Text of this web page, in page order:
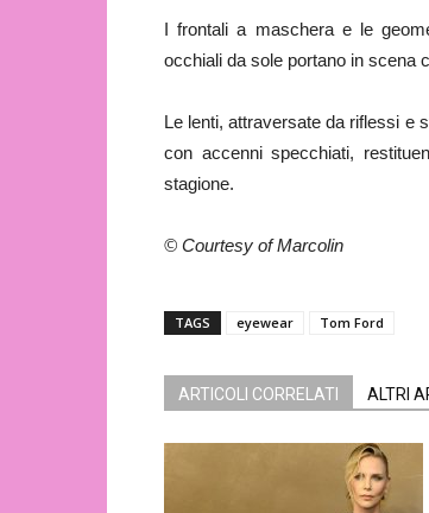
I frontali a maschera e le
occhiali da sole portano in scena
Le lenti, attraversate da riflessi e
con accenni specchiati,
stagione.
© Courtesy of Marcolin
TAGS eyewear Tom Ford
ARTICOLI CORRELATI ALTRI